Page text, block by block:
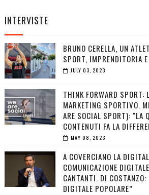
INTERVISTE
BRUNO CERELLA, UN
SPORT, IMPRENDITORIA
JULY 03, 2023
THINK FORWARD SPORT:
MARKETING SPORTIVO.
ARE SOCIAL SPORT): "LA
CONTENUTI FA LA
MAY 08, 2023
A COVERCIANO LA
COMUNICAZIONE
CANTANTI. DI
DIGITALE POPOLARE”